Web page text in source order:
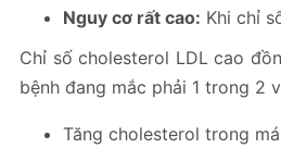
Nguy cơ rất cao: Khi chỉ
Chỉ số cholesterol LDL cao
bệnh đang mắc phải 1 trong 2
Tăng cholesterol trong